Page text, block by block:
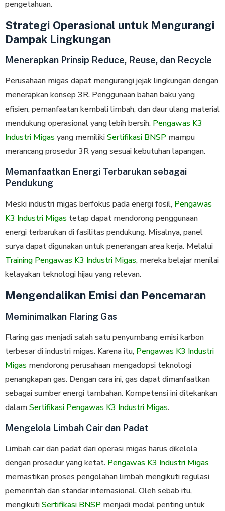
pengetahuan.
Strategi Operasional untuk Mengurangi
Dampak Lingkungan
Menerapkan Prinsip Reduce, Reuse, dan Recycle
Perusahaan migas dapat mengurangi jejak lingkungan dengan
menerapkan konsep 3R. Penggunaan bahan baku yang
efisien, pemanfaatan kembali limbah, dan daur ulang material
mendukung operasional yang lebih bersih. Pengawas K3
Industri Migas yang memilikiSertifikasi BNSP mampu
merancang prosedur 3R yang sesuai kebutuhan lapangan.
Memanfaatkan Energi Terbarukan sebagai
Pendukung
Meski industri migas berfokus pada energi fosil, Pengawas
K3 Industri Migas tetap dapat mendorong penggunaan
energi terbarukan di fasilitas pendukung. Misalnya, panel
surya dapat digunakan untuk penerangan area kerja. Melalui
Training Pengawas K3 Industri Migas, mereka belajar menilai
kelayakan teknologi hijau yang relevan.
Mengendalikan Emisi dan Pencemaran
Meminimalkan Flaring Gas
Flaring gas menjadi salah satu penyumbang emisi karbon
terbesar di industri migas. Karena itu, Pengawas K3 Industri
Migas mendorong perusahaan mengadopsi teknologi
penangkapan gas. Dengan cara ini, gas dapat dimanfaatkan
sebagai sumber energi tambahan. Kompetensi ini ditekankan
dalamSertifikasi Pengawas K3 Industri Migas.
Mengelola Limbah Cair dan Padat
Limbah cair dan padat dari operasi migas harus dikelola
dengan prosedur yang ketat. Pengawas K3 Industri Migas
memastikan proses pengolahan limbah mengikuti regulasi
pemerintah dan standar internasional. Oleh sebab itu,
mengikutiSertifikasi BNSP menjadi modal penting untuk